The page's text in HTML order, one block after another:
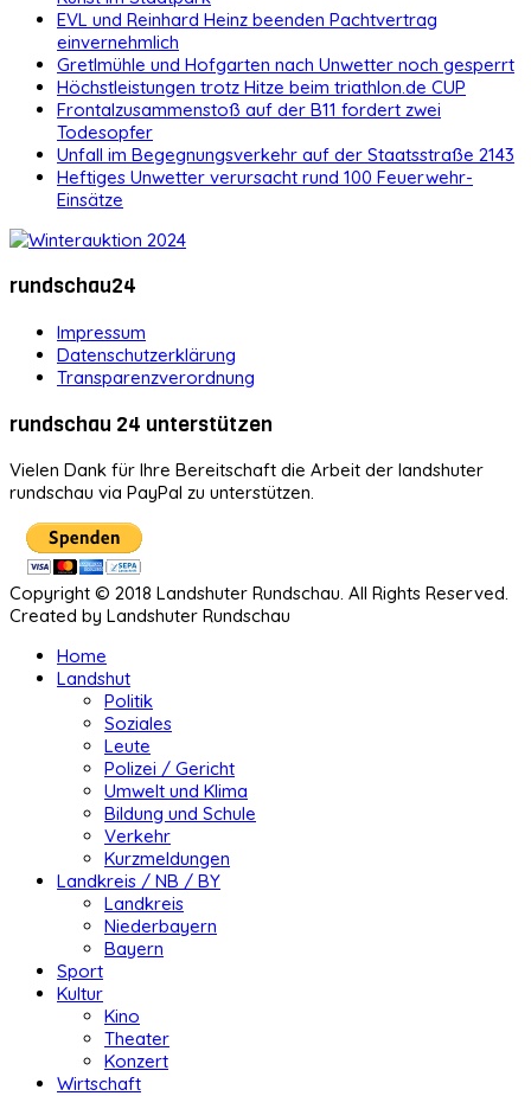
EVL und Reinhard Heinz beenden Pachtvertrag
einvernehmlich
Gretlmühle und Hofgarten nach Unwetter noch gesperrt
Höchstleistungen trotz Hitze beim triathlon.de CUP
Frontalzusammenstoß auf der B11 fordert zwei
Todesopfer
Unfall im Begegnungsverkehr auf der Staatsstraße 2143
Heftiges Unwetter verursacht rund 100 Feuerwehr-
Einsätze
rundschau24
Impressum
Datenschutzerklärung
Transparenzverordnung
rundschau 24 unterstützen
Vielen Dank für Ihre Bereitschaft die Arbeit der landshuter
rundschau via PayPal zu unterstützen.
Copyright © 2018 Landshuter Rundschau. All Rights Reserved.
Created by Landshuter Rundschau
Home
Landshut
Politik
Soziales
Leute
Polizei / Gericht
Umwelt und Klima
Bildung und Schule
Verkehr
Kurzmeldungen
Landkreis / NB / BY
Landkreis
Niederbayern
Bayern
Sport
Kultur
Kino
Theater
Konzert
Wirtschaft